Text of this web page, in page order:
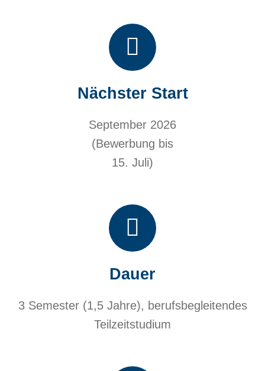
Nächster Start
September 2026
(Bewerbung bis
15. Juli)
Dauer
3 Semester (1,5 Jahre), berufsbegleitendes
Teilzeitstudium